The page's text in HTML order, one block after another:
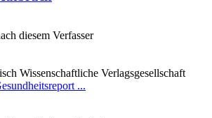
diesem Verfasser
Wissenschaftliche Verlagsgesellschaft
...